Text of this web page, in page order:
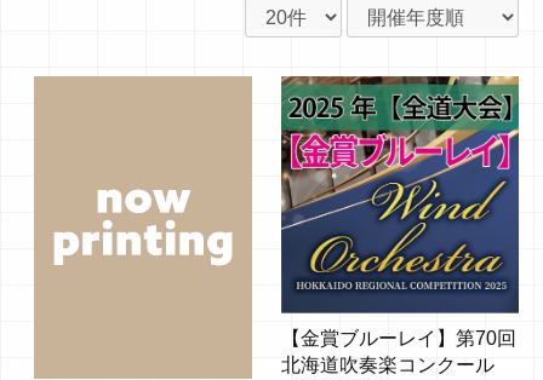
【金賞ブルーレイ】第70回
北海道吹奏楽コンクール